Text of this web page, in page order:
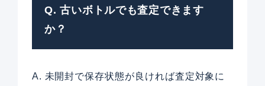
Q. 古いボトルでも査定できます
か？
A. 未開封で保存状態が良ければ査定対象に